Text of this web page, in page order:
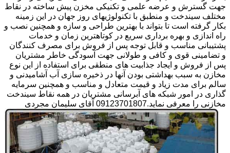
جهت گسترش و عرضه علمی و تکنیکی مخزن پیش ساخته در نقاط
مختلف سیندخت و منطبق با تکنولوژیهای روز جهان در این زمینه
بکار گرفته است تا بتواند با بهترین طراحی و سازه و همچنین نصب و
راه اندازی و بهره برداری سریع در کوتاهترین زمان و خدمات
پشتیبانی مناسب و قابل توجه پس از فروش برای مصرف کنندگان
و تضامینی قوی و کافی و طولانی جهت آسودگی خاطر مشتریان
پس از فروش و ایجاد جذابیت های منطقی برای استفاده از این نوع
مخازن به سبب بهداشتی بودن آنها در ذخیره سازی آب آشامیدنی و
سالم برای مدت زیاد و قیمت متعادل و مناسب و همچنین سرمایه
گذاری در امور شبکه های آبرسانی مشتریان در همه نقاط سیندخت
مخازنی را معرفی نماید.09123701807 آقای سلیمان مجردی